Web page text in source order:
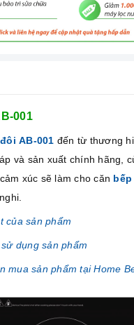
001
AB-001 đến từ thương
và sản xuất chính hãng,
xúc sẽ làm cho căn bếp
của sản phẩm
dụng sản phẩm
mua sản phẩm tại Home